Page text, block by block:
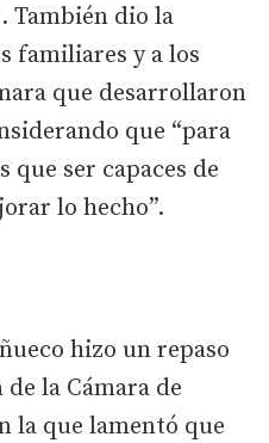
. También dio la
familiares y a los
que desarrollaron
que “para
ser capaces de
lo hecho”.
hizo un repaso
la Cámara de
la que lamentó que